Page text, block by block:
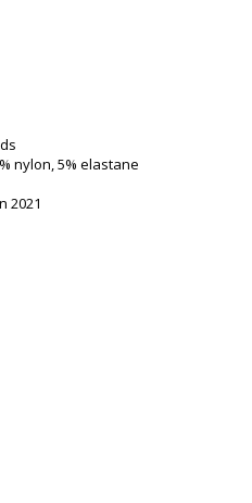
nylon, 5% elastane
2021